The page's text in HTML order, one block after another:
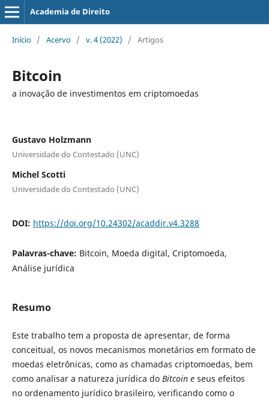
Academia de Direito
Início / Acervo / v. 4 (2022) / Artigos
Bitcoin
a inovação de investimentos em criptomoedas
Gustavo Holzmann
Universidade do Contestado (UNC)
Michel Scotti
Universidade do Contestado (UNC)
DOI: https://doi.org/10.24302/acaddir.v4.3288
Palavras-chave: Bitcoin, Moeda digital, Criptomoeda,
Análise jurídica
Resumo
Este trabalho tem a proposta de apresentar, de forma
conceitual, os novos mecanismos monetários em formato de
moedas eletrônicas, como as chamadas criptomoedas, bem
como analisar a natureza jurídica do Bitcoin e seus efeitos
no ordenamento jurídico brasileiro, verificando como o